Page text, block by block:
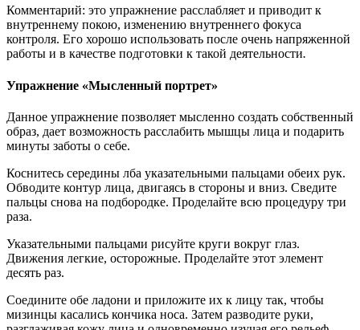
Комментарий: это упражнение расслабляет и приводит к
внутреннему покою, изменению внутреннего фокуса
контроля. Его хорошо использовать после очень напряженной
работы и в качестве подготовки к такой деятельности.
Упражнение «Мысленный портрет»
Данное упражнение позволяет мысленно создать собственный
образ, дает возможность расслабить мышцы лица и подарить
минуты заботы о себе.
Коснитесь середины лба указательными пальцами обеих рук.
Обводите контур лица, двигаясь в стороны и вниз. Сведите
пальцы снова на подбородке. Проделайте всю процедуру три
раза.
Указательными пальцами рисуйте круги вокруг глаз.
Движения легкие, осторожные. Проделайте этот элемент
десять раз.
Соедините обе ладони и приложите их к лицу так, чтобы
мизинцы касались кончика носа. Затем разводите руки,